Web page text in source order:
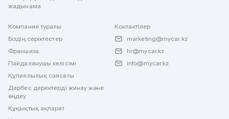
жадынама
Компания туралы
Біздің серіктестер
Франшиза
Пайдаланушы келісімі
Құпиялылық саясаты
Дербес деректерді жинау және
өңдеу
Құқықтық ақпарат
Контактілер
marketing@mycar.kz
hr@mycar.kz
info@mycar.kz